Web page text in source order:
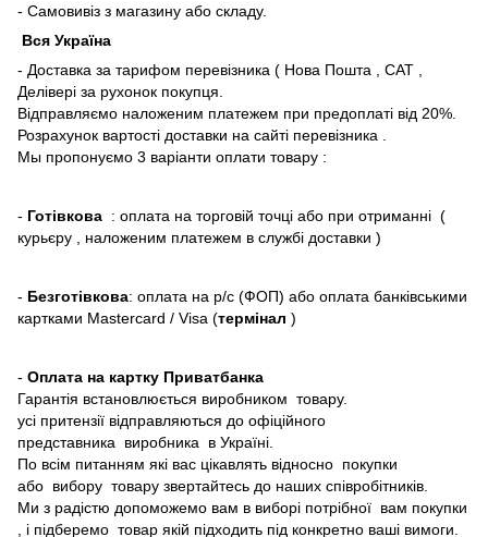
- Самовивіз з магазину або складу.
Вся Україна
- Доставка за тарифом перевізника ( Нова Пошта , САТ ,
Делівері за рухонок покупця.
Відправляємо наложеним платежем при предоплаті від 20%.
Розрахунок вартості доставки на сайті перевізника .
Мы пропонуємо 3 варіанти оплати товару :
- Готівкова : оплата на торговій точці або при отриманні (
курьєру , наложеним платежем в службі доставки )
- Безготівкова: оплата на р/с (ФОП) або оплата банківськими
картками Mastercard / Visa (термінал )
- Оплата на картку Приватбанка
Гарантія встановлюється виробником товару.
усі притензії відправляються до офіційного
представника виробника в Україні.
По всім питанням які вас цікавлять відносно покупки
або вибору товару звертайтесь до наших співробітників.
Ми з радістю допоможемо вам в виборі потрібної вам покупки
, і підберемо товар якій підходить під конкретно ваші вимоги.